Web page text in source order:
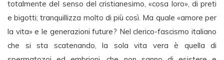
totalmente del senso del cristianesimo, «cosa loro», di preti
e bigotti; tranquillizza molto di più così. Ma quale «amore per
la vita» e le generazioni future? Nel clerico-fascismo italiano
che si sta scatenando, la sola vita vera è quella di